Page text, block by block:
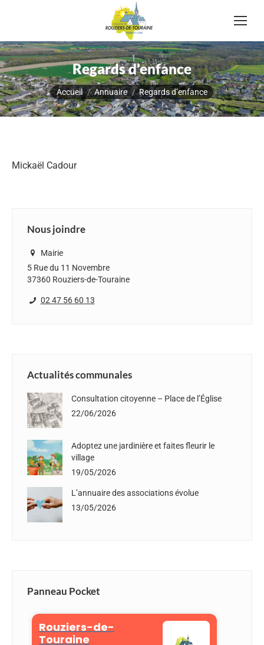
Regards d’enfance
Vous êtes ici :
Accueil Annuaire Regards d’enfance
Mickaël Cadour
Nous joindre
Mairie
5 Rue du 11 Novembre
37360 Rouziers-de-Touraine
02 47 56 60 13
Actualités communales
Consultation citoyenne – Place de l’Église
22/06/2026
Adoptez une jardinière et faites fleurir le
village
19/05/2026
L’annuaire des associations évolue
13/05/2026
Panneau Pocket